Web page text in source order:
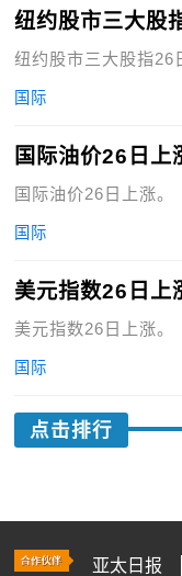
纽约股市三大股
纽约股市三大股指26
国际
国际油价26日上
国际油价26日上涨。
国际
美元指数26日上
美元指数26日上涨。
国际
点击排行
亚太日报